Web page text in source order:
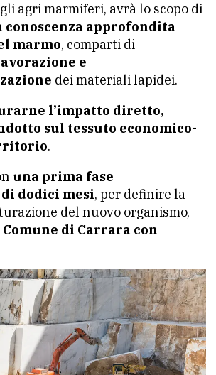
agri marmiferi, avrà lo scopo di
approfondita
marmo, comparti di
e
dei materiali lapidei.
l’impatto diretto,
sul tessuto economico-
.
una prima fase
dodici mesi, per definire la
del nuovo organismo,
di Carrara con